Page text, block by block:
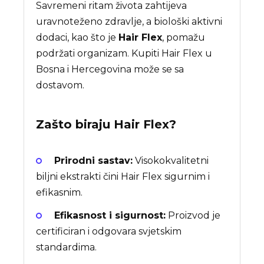
Savremeni ritam života zahtijeva
uravnoteženo zdravlje, a biološki aktivni
dodaci, kao što je Hair Flex, pomažu
podržati organizam. Kupiti Hair Flex u
Bosna i Hercegovina može se sa
dostavom.
Zašto biraju Hair Flex?
Prirodni sastav: Visokokvalitetni
biljni ekstrakti čini Hair Flex sigurnim i
efikasnim.
Efikasnost i sigurnost: Proizvod je
certificiran i odgovara svjetskim
standardima.